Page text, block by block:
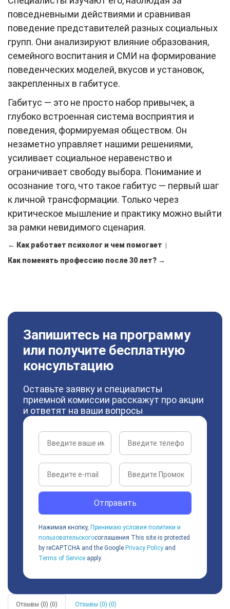
повседневными действиями и сравнивая
поведение представителей разных социальных
групп. Они анализируют влияние образования,
семейного воспитания и СМИ на формирование
поведенческих моделей, вкусов и установок,
закрепленных в габитусе.
Габитус — это не просто набор привычек, а
глубоко встроенная система восприятия и
поведения, формируемая обществом. Он
незаметно управляет нашими решениями,
усиливает социальное неравенство и
ограничивает свободу выбора. Понимание и
осознание того, что такое габитус — первый шаг
к личной трансформации. Только через
критическое мышление и практику можно выйти
за рамки невидимого сценария.
← Как работает психолог и чем помогает
Как поменять профессию после 30 лет? →
Запишитесь на программу
или получите бесплатную
консультацию
Оставьте заявку и специалисты
приемной комиссии расскажут про акции
и ответят на ваши вопросы
Отправить
Нажимая кнопку, Принимаю условия политики и
пользовательскогосоглашения This site is protected
by reCAPTCHA and the Google Privacy Policy and
Terms of Service apply.
Отзывы (0) (0) Отзывы (0) (0)